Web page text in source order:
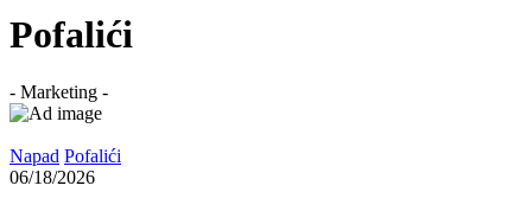
Pofalići
- Marketing -
Napad Pofalići
06/18/2026